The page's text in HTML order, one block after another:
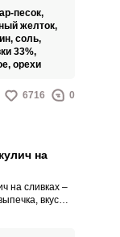
в меру
и
но при этом
руках.
песок,
желток,
соль,
33%,
орехи
6716 0
на
на сливках –
вкус